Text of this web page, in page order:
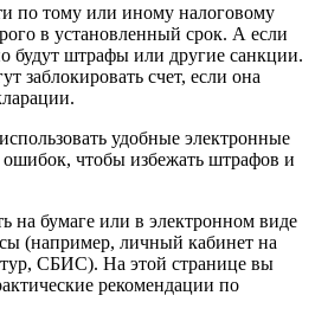
по тому или иному налоговому
в установленный срок. А если
будут штрафы или другие санкции.
заблокировать счет, если она
удобные электронные
чтобы избежать штрафов и
на бумаге или в электронном виде
(например, личный кабинет на
СБИС). На этой странице вы
рекомендации по